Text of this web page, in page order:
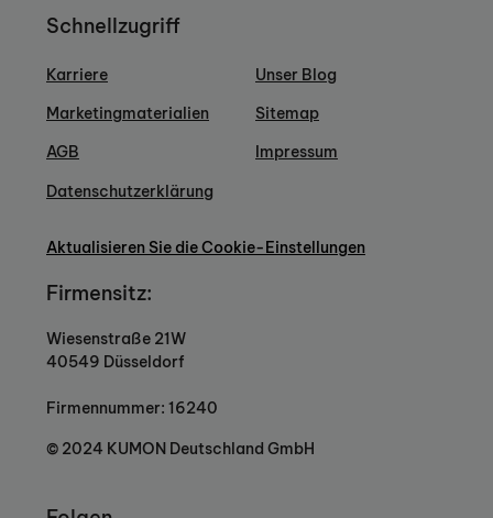
Schnellzugriff
Karriere
Marketingmaterialien
AGB
Datenschutzerklärung
Unser Blog
Sitemap
Impressum
Aktualisieren Sie die Cookie-Einstellungen
Firmensitz:
Wiesenstraße 21W
40549 Düsseldorf
Firmennummer: 16240
© 2024 KUMON Deutschland GmbH